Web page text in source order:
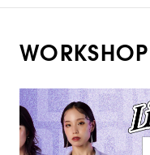
WORKSHOP